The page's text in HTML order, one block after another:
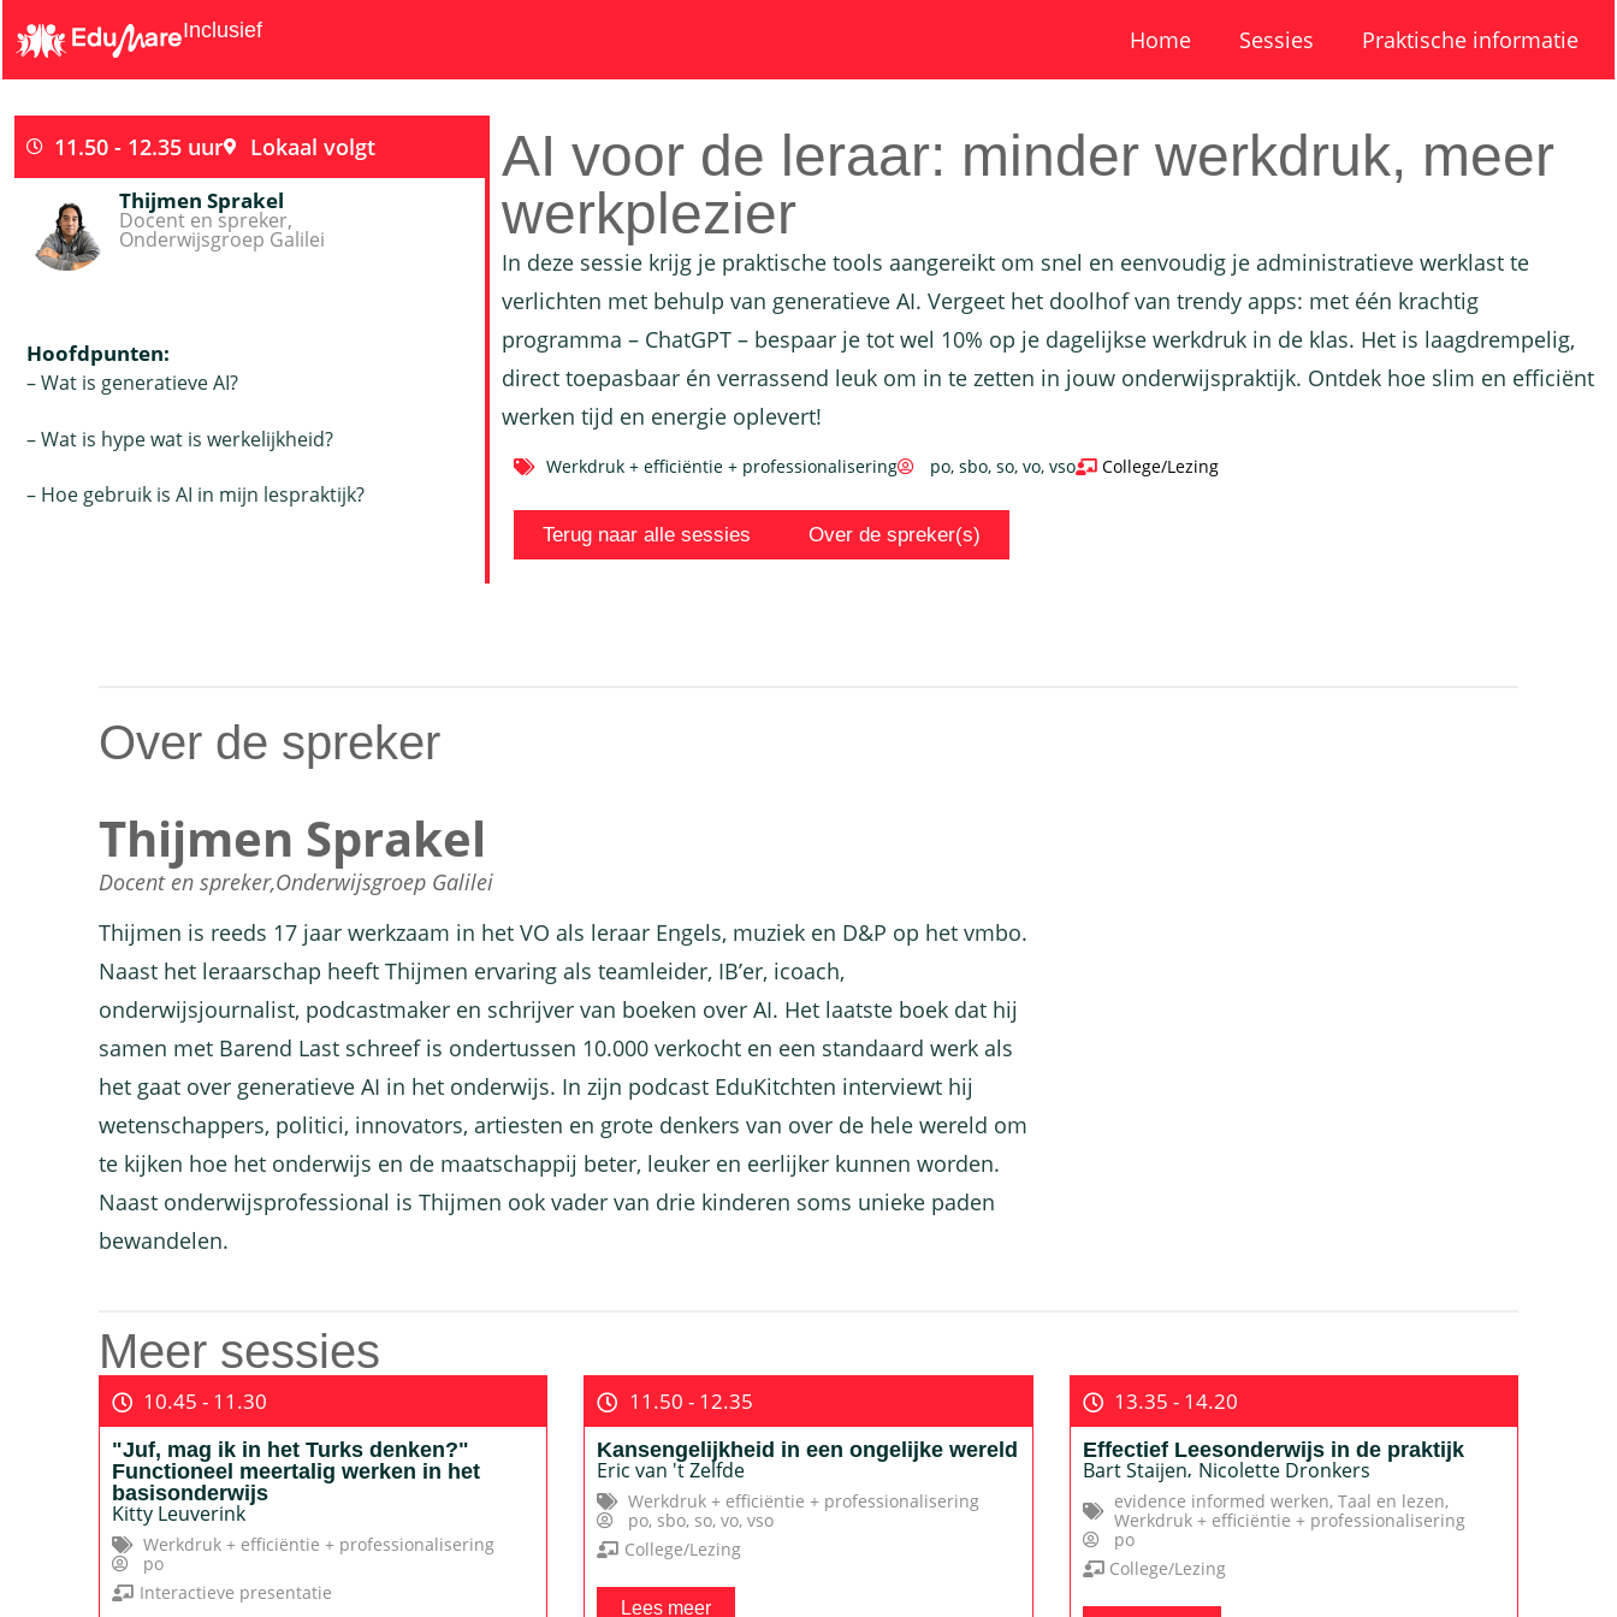
Inclusief Home Sessies Praktische informatie
11.50 - 12.35 uur Lokaal volgt
Thijmen Sprakel
Docent en spreker,
Onderwijsgroep Galilei
Hoofdpunten:
– Wat is generatieve AI?
– Wat is hype wat is werkelijkheid?
– Hoe gebruik is AI in mijn lespraktijk?
AI voor de leraar: minder werkdruk, meer
werkplezier
In deze sessie krijg je praktische tools aangereikt om snel en eenvoudig je administratieve werklast te
verlichten met behulp van generatieve AI. Vergeet het doolhof van trendy apps: met één krachtig
programma – ChatGPT – bespaar je tot wel 10% op je dagelijkse werkdruk in de klas. Het is laagdrempelig,
direct toepasbaar én verrassend leuk om in te zetten in jouw onderwijspraktijk. Ontdek hoe slim en efficiënt
werken tijd en energie oplevert!
Werkdruk + efficiëntie + professionalisering po, sbo, so, vo, vso College/Lezing
Terug naar alle sessies Over de spreker(s)
Over de spreker
Thijmen Sprakel
Docent en spreker,Onderwijsgroep Galilei
Thijmen is reeds 17 jaar werkzaam in het VO als leraar Engels, muziek en D&P op het vmbo.
Naast het leraarschap heeft Thijmen ervaring als teamleider, IB’er, icoach,
onderwijsjournalist, podcastmaker en schrijver van boeken over AI. Het laatste boek dat hij
samen met Barend Last schreef is ondertussen 10.000 verkocht en een standaard werk als
het gaat over generatieve AI in het onderwijs. In zijn podcast EduKitchten interviewt hij
wetenschappers, politici, innovators, artiesten en grote denkers van over de hele wereld om
te kijken hoe het onderwijs en de maatschappij beter, leuker en eerlijker kunnen worden.
Naast onderwijsprofessional is Thijmen ook vader van drie kinderen soms unieke paden
bewandelen.
Meer sessies
10.45 - 11.30
"Juf, mag ik in het Turks denken?"
Functioneel meertalig werken in het
basisonderwijs
Kitty Leuverink
Werkdruk + efficiëntie + professionalisering
po
Interactieve presentatie
11.50 - 12.35
Kansengelijkheid in een ongelijke wereld
Eric van 't Zelfde
Werkdruk + efficiëntie + professionalisering
po, sbo, so,vo,vso
College/Lezing
Lees meer
13.35 - 14.20
Effectief Leesonderwijs in de praktijk
Bart Staijen, Nicolette Dronkers
evidence informed werken, Taal en lezen,
Werkdruk + efficiëntie + professionalisering
po
College/Lezing